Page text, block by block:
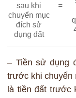
sau khi
chuyển mục
đích sử
dụng đất
=
– Tiền sử dụng
trước khi chuyển
là tiền đất trước